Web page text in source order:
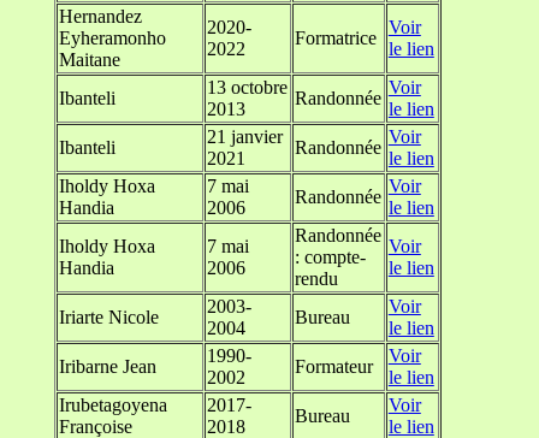
Hernandez
Eyheramonho
Maitane
2020-
2022
Formatrice
Voir
le lien
Ibanteli
13 octobre
2013
Randonnée
Voir
le lien
Ibanteli
21 janvier
2021
Randonnée
Voir
le lien
Iholdy Hoxa
Handia
7 mai
2006
Randonnée
Voir
le lien
Iholdy Hoxa
Handia
7 mai
2006
Randonnée
: compte-
rendu
Voir
le lien
Iriarte Nicole
2003-
2004
Bureau
Voir
le lien
Iribarne Jean
1990-
2002
Formateur
Voir
le lien
Irubetagoyena
Françoise
2017-
2018
Bureau
Voir
le lien